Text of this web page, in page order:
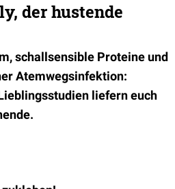
der hustende
schallsensible Proteine und
Atemwegsinfektion:
liefern euch